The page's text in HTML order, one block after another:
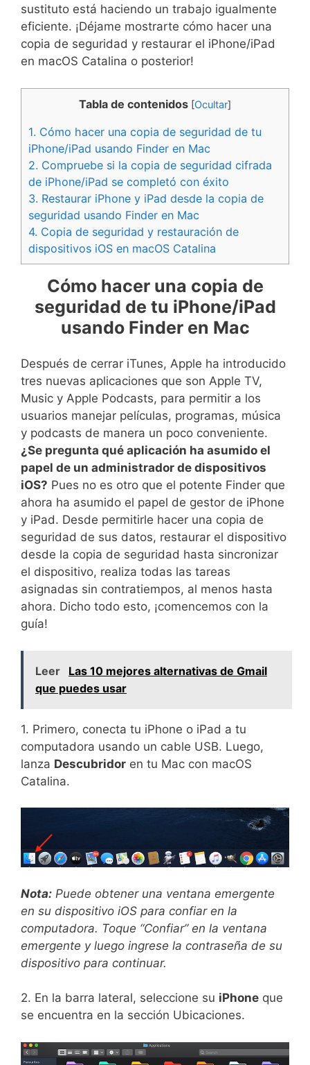
sustituto está haciendo un trabajo igualmente
eficiente. ¡Déjame mostrarte cómo hacer una
copia de seguridad y restaurar el iPhone/iPad
en macOS Catalina o posterior!
Tabla de contenidos [Ocultar]
1. Cómo hacer una copia de seguridad de tu
iPhone/iPad usando Finder en Mac
2. Compruebe si la copia de seguridad cifrada
de iPhone/iPad se completó con éxito
3. Restaurar iPhone y iPad desde la copia de
seguridad usando Finder en Mac
4. Copia de seguridad y restauración de
dispositivos iOS en macOS Catalina
Cómo hacer una copia de
seguridad de tu iPhone/iPad
usando Finder en Mac
Después de cerrar iTunes, Apple ha introducido
tres nuevas aplicaciones que son Apple TV,
Music y Apple Podcasts, para permitir a los
usuarios manejar películas, programas, música
y podcasts de manera un poco conveniente.
¿Se pregunta qué aplicación ha asumido el
papel de un administrador de dispositivos
iOS? Pues no es otro que el potente Finder que
ahora ha asumido el papel de gestor de iPhone
y iPad. Desde permitirle hacer una copia de
seguridad de sus datos, restaurar el dispositivo
desde la copia de seguridad hasta sincronizar
el dispositivo, realiza todas las tareas
asignadas sin contratiempos, al menos hasta
ahora. Dicho todo esto, ¡comencemos con la
guía!
Leer
Las 10 mejores alternativas de Gmail
que puedes usar
1. Primero, conecta tu iPhone o iPad a tu
computadora usando un cable USB. Luego,
lanza Descubridor en tu Mac con macOS
Catalina.
Nota: Puede obtener una ventana emergente
en su dispositivo iOS para confiar en la
computadora. Toque “Confiar” en la ventana
emergente y luego ingrese la contraseña de su
dispositivo para continuar.
2. En la barra lateral, seleccione su iPhone que
se encuentra en la sección Ubicaciones.